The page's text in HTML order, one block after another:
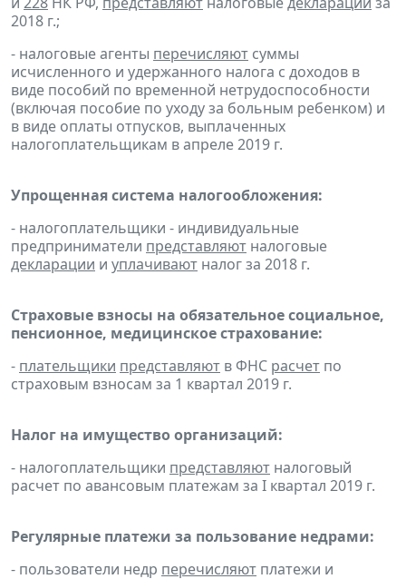
2018 г.;
- налоговые агенты перечисляют суммы
исчисленного и удержанного налога с доходов в
виде пособий по временной нетрудоспособности
(включая пособие по уходу за больным ребенком) и
в виде оплаты отпусков, выплаченных
налогоплательщикам в апреле 2019 г.
Упрощенная система налогообложения:
- налогоплательщики - индивидуальные
предприниматели представляют налоговые
декларации и уплачивают налог за 2018 г.
Страховые взносы на обязательное социальное,
пенсионное, медицинское страхование:
- плательщики представляют в ФНС расчет по
страховым взносам за 1 квартал 2019 г.
Налог на имущество организаций:
- налогоплательщики представляют налоговый
расчет по авансовым платежам за I квартал 2019 г.
Регулярные платежи за пользование недрами:
- пользователи недр перечисляют платежи и